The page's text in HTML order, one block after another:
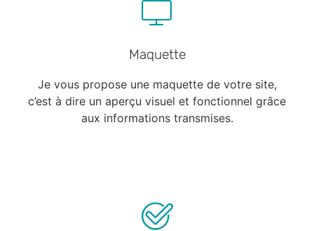
Maquette
Je vous propose une maquette de votre site,
c’est à dire un aperçu visuel et fonctionnel grâce
aux informations transmises.